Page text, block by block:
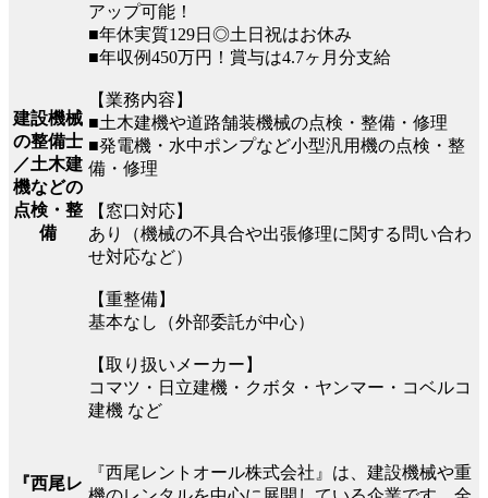
建設機械
の整備士
／土木建
機などの
点検・整
備
アップ可能！
■年休実質129日◎土日祝はお休み
■年収例450万円！賞与は4.7ヶ月分支給
【業務内容】
■土木建機や道路舗装機械の点検・整備・修理
■発電機・水中ポンプなど小型汎用機の点検・整
備・修理
【窓口対応】
あり（機械の不具合や出張修理に関する問い合わ
せ対応など）
【重整備】
基本なし（外部委託が中心）
【取り扱いメーカー】
コマツ・日立建機・クボタ・ヤンマー・コベルコ
建機 など
『西尾レ
『西尾レントオール株式会社』は、建設機械や重